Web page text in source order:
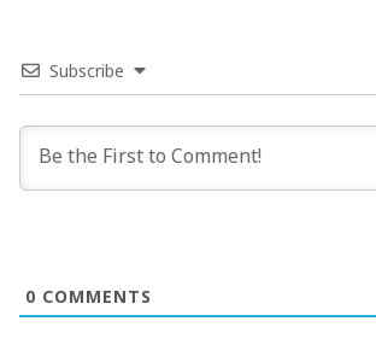
Subscribe
0 COMMENTS